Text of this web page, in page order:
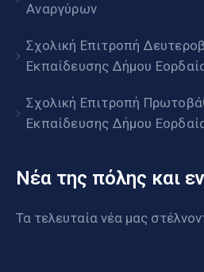
Αναργύρων
Σχολική Επιτροπή
Εκπαίδευσης Δήμου
Σχολική Επιτροπή
Εκπαίδευσης Δήμου
Νέα της πόλης και
Τα τελευταία νέα μας